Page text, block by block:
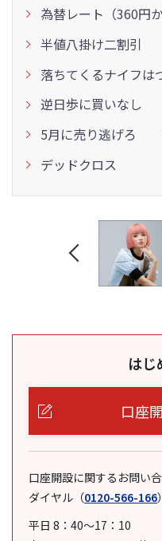
為替レート（360円
半値八掛け二割引
落ちてくるナイフは
逆日歩に買いなし
5月に売り逃げろ
デッドクロス
はじ
口座
口座開設に関するお問い
ダイヤル （0120-566-166）
平日 8：40～17：10